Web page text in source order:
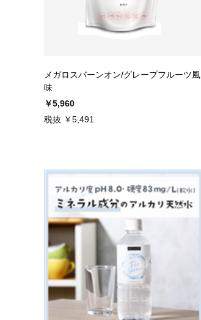
メガロスバーンオン/グレープフルーツ風
味
￥5,960
税抜 ￥5,491